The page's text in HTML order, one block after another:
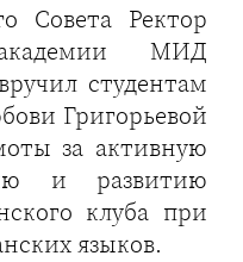
Совета Ректор
МИД
студентам
Григорьевой
за активную
и развитию
клуба при
языков.